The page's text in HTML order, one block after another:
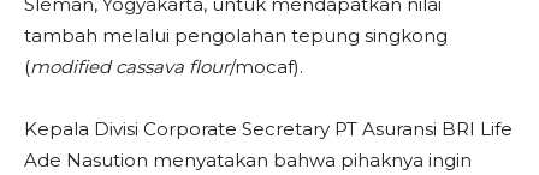
tambah melalui pengolahan tepung singkong
(modified cassava flour/mocaf).
Kepala Divisi Corporate Secretary PT Asuransi BRI Life
Ade Nasution menyatakan bahwa pihaknya ingin